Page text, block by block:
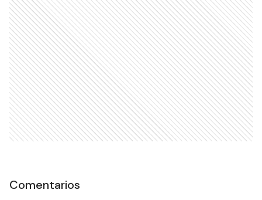
Comentarios